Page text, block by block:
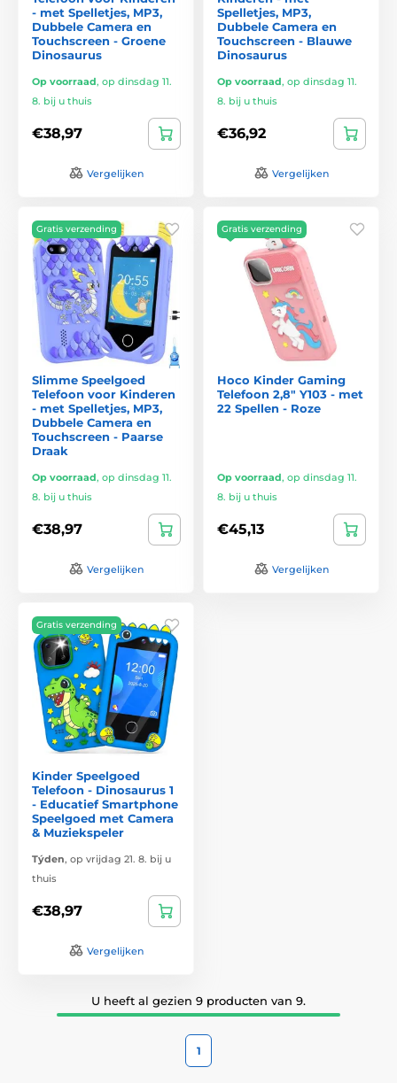
- met Spelletjes, MP3,
Dubbele Camera en
Touchscreen - Groene
Dinosaurus
Op voorraad, op dinsdag 11.
8. bij u thuis
€38,97
Vergelijken
Spelletjes, MP3,
Dubbele Camera en
Touchscreen - Blauwe
Dinosaurus
Op voorraad, op dinsdag 11.
8. bij u thuis
€36,92
Vergelijken
Gratis verzending
Slimme Speelgoed
Telefoon voor Kinderen
- met Spelletjes, MP3,
Dubbele Camera en
Touchscreen - Paarse
Draak
Op voorraad, op dinsdag 11.
8. bij u thuis
€38,97
Vergelijken
Gratis verzending
Hoco Kinder Gaming
Telefoon 2,8" Y103 - met
22 Spellen - Roze
Op voorraad, op dinsdag 11.
8. bij u thuis
€45,13
Vergelijken
Gratis verzending
Kinder Speelgoed
Telefoon - Dinosaurus 1
- Educatief Smartphone
Speelgoed met Camera
& Muziekspeler
Týden, op vrijdag 21. 8. bij u
thuis
€38,97
Vergelijken
U heeft al gezien 9 producten van 9.
1